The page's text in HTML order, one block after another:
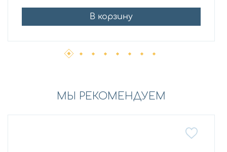
В корзину
МЫ РЕКОМЕНДУЕМ